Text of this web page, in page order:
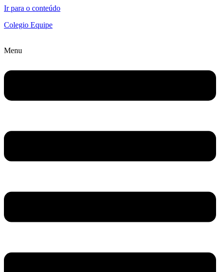
Ir para o conteúdo
Colegio Equipe
Menu